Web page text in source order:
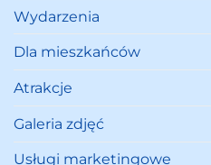
Wydarzenia
Dla mieszkańców
Atrakcje
Galeria zdjęć
Usługi marketingowe